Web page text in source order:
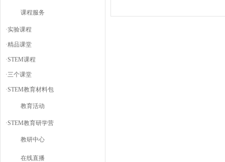
课程服务
·实验课程
·精品课堂
·STEM课程
·三个课堂
·STEM教育材料包
教育活动
·STEM教育研学营
教研中心
在线直播